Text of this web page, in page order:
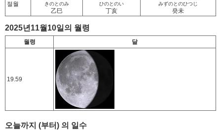
절월
きのとのみ
乙巳
ひのとのい
丁亥
みずのとのひつじ
癸未
2025년11월10일의 월령
월령 달
19.59
오늘까지 (부터) 의 일수